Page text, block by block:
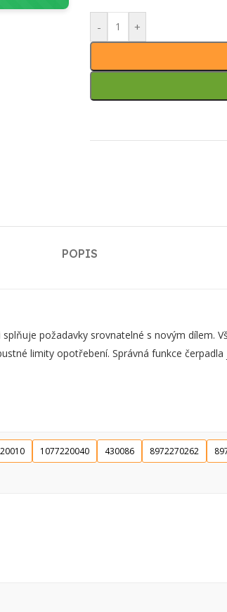
- +
POPIS
požadavky srovnatelné s novým dílem.
limity opotřebení. Správná funkce
1077220040 430086 8972270262